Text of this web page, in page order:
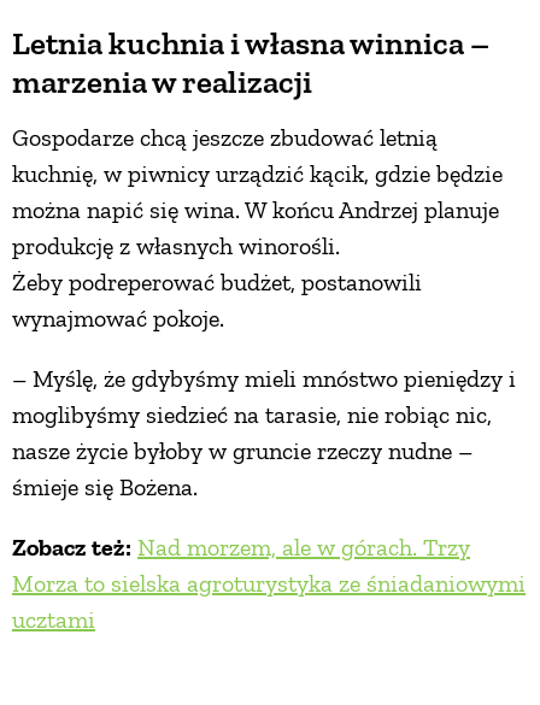
Letnia kuchnia i własna winnica –
marzenia w realizacji
Gospodarze chcą jeszcze zbudować letnią
kuchnię, w piwnicy urządzić kącik, gdzie będzie
można napić się wina. W końcu Andrzej planuje
produkcję z własnych winorośli.
Żeby podreperować budżet, postanowili
wynajmować pokoje.
– Myślę, że gdybyśmy mieli mnóstwo pieniędzy i
moglibyśmy siedzieć na tarasie, nie robiąc nic,
nasze życie byłoby w gruncie rzeczy nudne –
śmieje się Bożena.
Zobacz też: Nad morzem, ale w górach. Trzy
Morza to sielska agroturystyka ze śniadaniowymi
ucztami